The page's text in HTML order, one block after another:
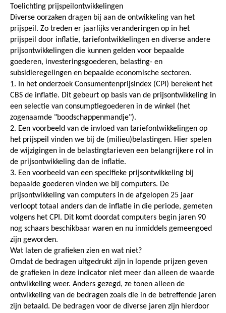
Toelichting prijspeilontwikkelingen
Diverse oorzaken dragen bij aan de ontwikkeling van het
prijspeil. Zo treden er jaarlijks veranderingen op in het
prijspeil door inflatie, tariefontwikkelingen en diverse andere
prijsontwikkelingen die kunnen gelden voor bepaalde
goederen, investeringsgoederen, belasting- en
subsidieregelingen en bepaalde economische sectoren.
1. In het onderzoek Consumentenprijsindex (CPI) berekent het
CBS de inflatie. Dit gebeurt op basis van de prijsontwikkeling in
een selectie van consumptiegoederen in de winkel (het
zogenaamde "boodschappenmandje").
2. Een voorbeeld van de invloed van tariefontwikkelingen op
het prijspeil vinden we bij de (milieu)belastingen. Hier spelen
de wijzigingen in de belastingtarieven een belangrijkere rol in
de prijsontwikkeling dan de inflatie.
3. Een voorbeeld van een specifieke prijsontwikkeling bij
bepaalde goederen vinden we bij computers. De
prijsontwikkeling van computers in de afgelopen 25 jaar
verloopt totaal anders dan de inflatie in die periode, gemeten
volgens het CPI. Dit komt doordat computers begin jaren 90
nog schaars beschikbaar waren en nu inmiddels gemeengoed
zijn geworden.
Wat laten de grafieken zien en wat niet?
Omdat de bedragen uitgedrukt zijn in lopende prijzen geven
de grafieken in deze indicator niet meer dan alleen de waarde
ontwikkeling weer. Anders gezegd, ze tonen alleen de
ontwikkeling van de bedragen zoals die in de betreffende jaren
zijn betaald. De bedragen voor de diverse jaren zijn hierdoor